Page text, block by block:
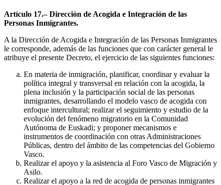
Artículo 17.– Dirección de Acogida e Integración de las
Personas Inmigrantes.
A la Dirección de Acogida e Integración de las Personas Inmigrantes
le corresponde, además de las funciones que con carácter general le
atribuye el presente Decreto, el ejercicio de las siguientes funciones:
En materia de inmigración, planificar, coordinar y evaluar la
política integral y transversal en relación con la acogida, la
plena inclusión y la participación social de las personas
inmigrantes, desarrollando el modelo vasco de acogida con
enfoque intercultural; realizar el seguimiento y estudio de la
evolución del fenómeno migratorio en la Comunidad
Autónoma de Euskadi; y proponer mecanismos e
instrumentos de coordinación con otras Administraciones
Públicas, dentro del ámbito de las competencias del Gobierno
Vasco.
Realizar el apoyo y la asistencia al Foro Vasco de Migración y
Asilo.
Realizar el apoyo a la red de acogida de personas inmigrantes